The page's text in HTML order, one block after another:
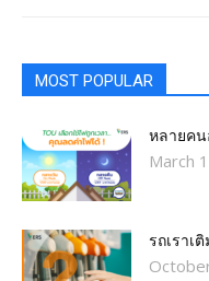
MOST POPULAR
หลายคน
March
รถเราเ